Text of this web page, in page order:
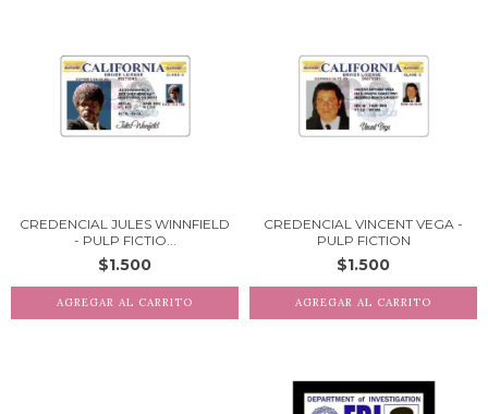
CREDENCIAL JULES WINNFIELD
- PULP FICTIO...
$1.500
CREDENCIAL VINCENT VEGA -
PULP FICTION
$1.500